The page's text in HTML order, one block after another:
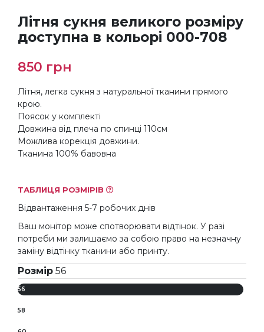
Літня сукня великого розміру
доступна в кольорі 000-708
850 грн
Літня, легка сукня з натуральної тканини прямого
крою.
Поясок у комплекті
Довжина від плеча по спинці 110см
Можлива корекція довжини.
Тканина 100% бавовна
ТАБЛИЦЯ РОЗМІРІВ
Відвантаження 5-7 робочих днів
Ваш монітор може спотворювати відтінок. У разі
потреби ми залишаємо за собою право на незначну
заміну відтінку тканини або принту.
Розмір 56
56
58